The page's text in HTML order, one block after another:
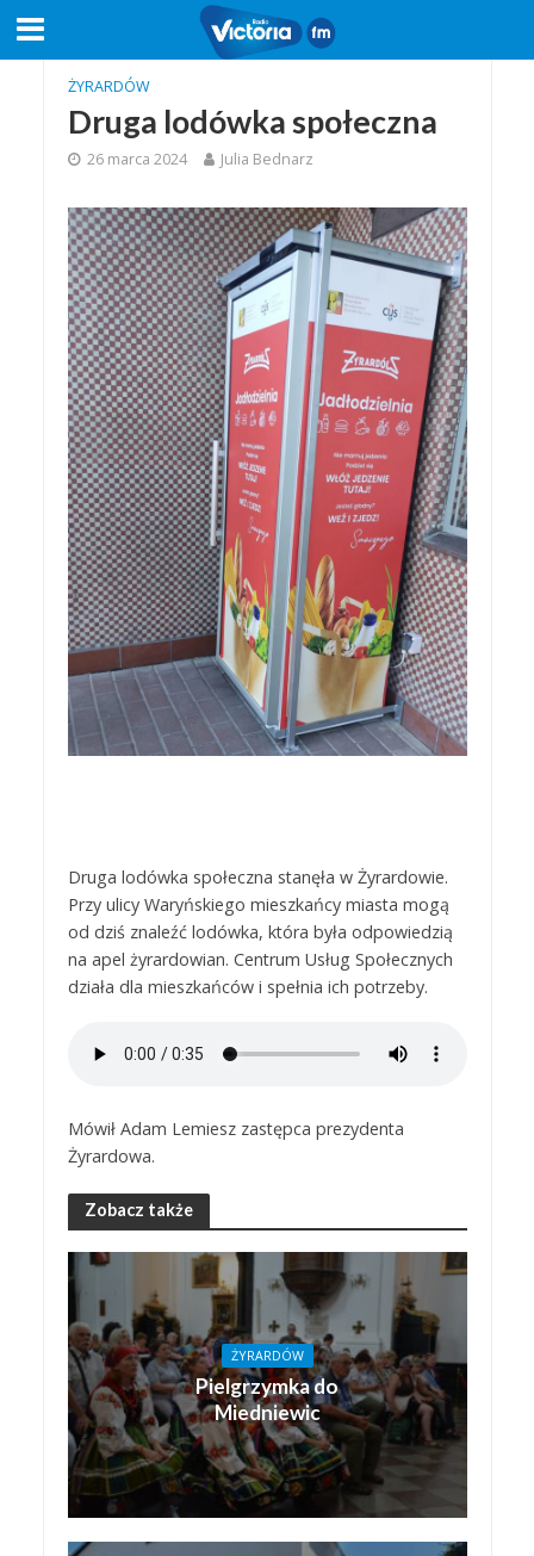
ŻYRARDÓW
Druga lodówka społeczna
26 marca 2024 Julia Bednarz
Druga lodówka społeczna stanęła w Żyrardowie.
Przy ulicy Waryńskiego mieszkańcy miasta mogą
od dziś znaleźć lodówka, która była odpowiedzią
na apel żyrardowian. Centrum Usług Społecznych
działa dla mieszkańców i spełnia ich potrzeby.
Mówił Adam Lemiesz zastępca prezydenta
Żyrardowa.
Zobacz także
ŻYRARDÓW
Pielgrzymka do
Miedniewic